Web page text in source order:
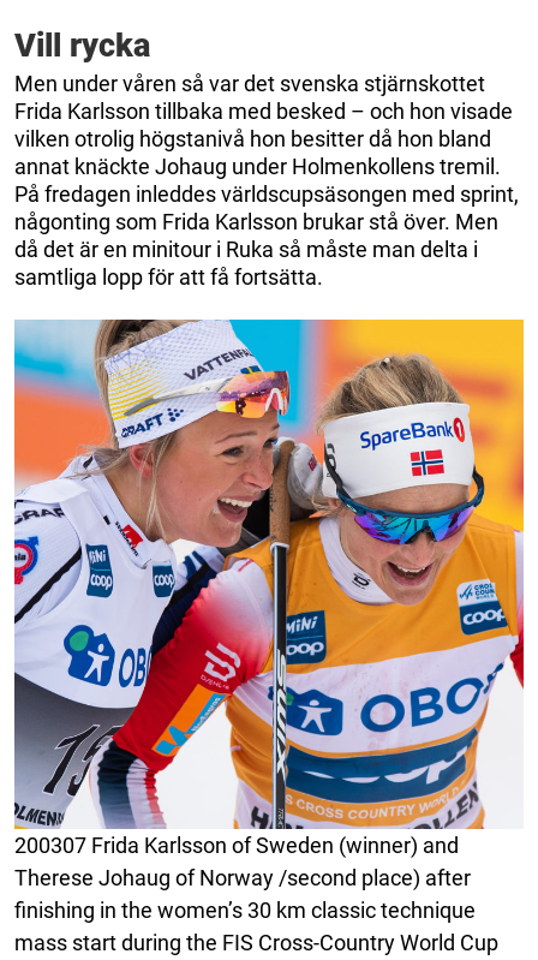
Vill rycka
Men under våren så var det svenska stjärnskottet
Frida Karlsson tillbaka med besked – och hon visade
vilken otrolig högstanivå hon besitter då hon bland
annat knäckte Johaug under Holmenkollens tremil.
På fredagen inleddes världscupsäsongen med sprint,
någonting som Frida Karlsson brukar stå över. Men
då det är en minitour i Ruka så måste man delta i
samtliga lopp för att få fortsätta.
200307 Frida Karlsson of Sweden (winner) and
Therese Johaug of Norway /second place) after
finishing in the women’s 30 km classic technique
mass start during the FIS Cross-Country World Cup